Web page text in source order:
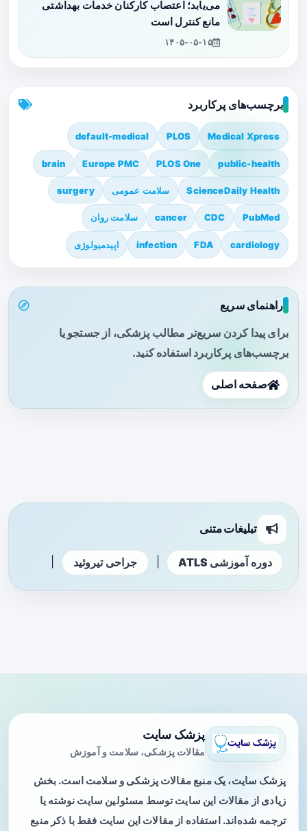
می‌یابد؛ اعتصاب کارکنان خدمات بهداشتی
مانع کنترل است
۱۴۰۵-۰۵-۱۵
برچسب‌های پرکاربرد
Medical Xpress
PLOS
default-medical
public-health
PLOS One
Europe PMC
brain
ScienceDaily Health سلامت عمومی surgery
PubMed
CDC
cancer سلامت روان
cardiology
FDA
infection اپیدمیولوژی
راهنمای سریع
برای پیدا کردن سریع‌تر مطالب پزشکی، از جستجو یا
برچسب‌های پرکاربرد استفاده کنید.
صفحه اصلی
تبلیغات متنی
دوره آموزشی ATLS جراحی تیروئید
پزشک سایت
مقالات پزشکی، سلامت و آموزش
پزشک سایت، یک منبع مقالات پزشکی و سلامت است. بخش
زیادی از مقالات این سایت توسط مسئولین سایت نوشته یا
ترجمه شده‌اند. استفاده از مقالات این سایت فقط با ذکر منبع